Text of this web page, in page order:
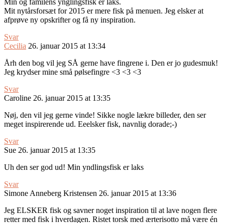
Min og familens ynglingsfisk er laks.
Mit nytårsforsæt for 2015 er mere fisk på menuen. Jeg elsker at
afprøve ny opskrifter og få ny inspiration.
Svar
Cecilia 26. januar 2015 at 13:34
Årh den bog vil jeg SÅ gerne have fingrene i. Den er jo gudesmuk!
Jeg krydser mine små pølsefingre <3 <3 <3
Svar
Caroline 26. januar 2015 at 13:35
Nøj, den vil jeg gerne vinde! Sikke nogle lækre billeder, den ser
meget inspirerende ud. Eeelsker fisk, navnlig dorade;-)
Svar
Sue 26. januar 2015 at 13:35
Uh den ser god ud! Min yndlingsfisk er laks
Svar
Simone Anneberg Kristensen 26. januar 2015 at 13:36
Jeg ELSKER fisk og savner noget inspiration til at lave nogen flere
retter med fisk i hverdagen. Ristet torsk med ærterisotto må være én